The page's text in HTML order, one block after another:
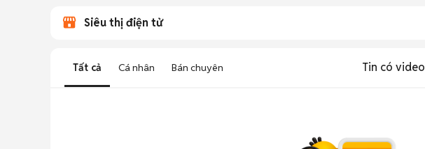
Siêu thị điện tử
Tất cả Cá nhân Bán chuyên Tin có video